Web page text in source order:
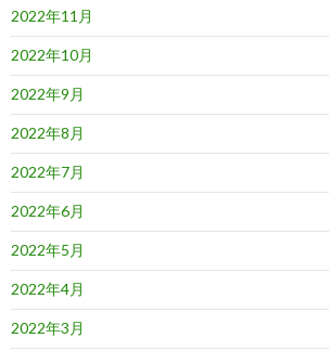
2022年11月
2022年10月
2022年9月
2022年8月
2022年7月
2022年6月
2022年5月
2022年4月
2022年3月